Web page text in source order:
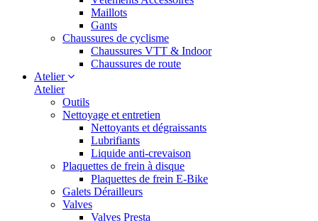
Maillots
Gants
Chaussures de cyclisme
Chaussures VTT & Indoor
Chaussures de route
Atelier
Atelier
Outils
Nettoyage et entretien
Nettoyants et dégraissants
Lubrifiants
Liquide anti-crevaison
Plaquettes de frein à disque
Plaquettes de frein E-Bike
Galets Dérailleurs
Valves
Valves Presta